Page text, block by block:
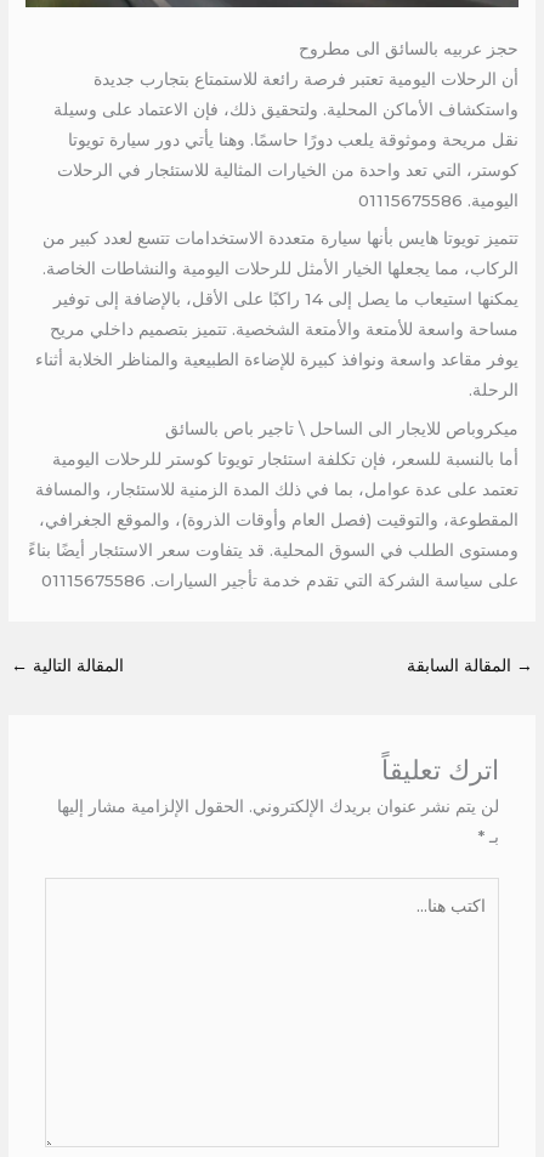
حجز عربيه بالسائق الى مطروح
أن الرحلات اليومية تعتبر فرصة رائعة للاستمتاع بتجارب جديدة
واستكشاف الأماكن المحلية. ولتحقيق ذلك، فإن الاعتماد على وسيلة
نقل مريحة وموثوقة يلعب دورًا حاسمًا. وهنا يأتي دور سيارة تويوتا
كوستر، التي تعد واحدة من الخيارات المثالية للاستئجار في الرحلات
اليومية. 01115675586
تتميز تويوتا هايس بأنها سيارة متعددة الاستخدامات تتسع لعدد كبير من
الركاب، مما يجعلها الخيار الأمثل للرحلات اليومية والنشاطات الخاصة.
يمكنها استيعاب ما يصل إلى 14 راكبًا على الأقل، بالإضافة إلى توفير
مساحة واسعة للأمتعة والأمتعة الشخصية. تتميز بتصميم داخلي مريح
يوفر مقاعد واسعة ونوافذ كبيرة للإضاءة الطبيعية والمناظر الخلابة أثناء
الرحلة.
ميكروباص للايجار الى الساحل \ تاجير باص بالسائق
أما بالنسبة للسعر، فإن تكلفة استئجار تويوتا كوستر للرحلات اليومية
تعتمد على عدة عوامل، بما في ذلك المدة الزمنية للاستئجار، والمسافة
المقطوعة، والتوقيت (فصل العام وأوقات الذروة)، والموقع الجغرافي،
ومستوى الطلب في السوق المحلية. قد يتفاوت سعر الاستئجار أيضًا بناءً
على سياسة الشركة التي تقدم خدمة تأجير السيارات. 01115675586
→ المقالة السابقة المقالة التالية ←
اترك تعليقاً
لن يتم نشر عنوان بريدك الإلكتروني. الحقول الإلزامية مشار إليها
بـ *